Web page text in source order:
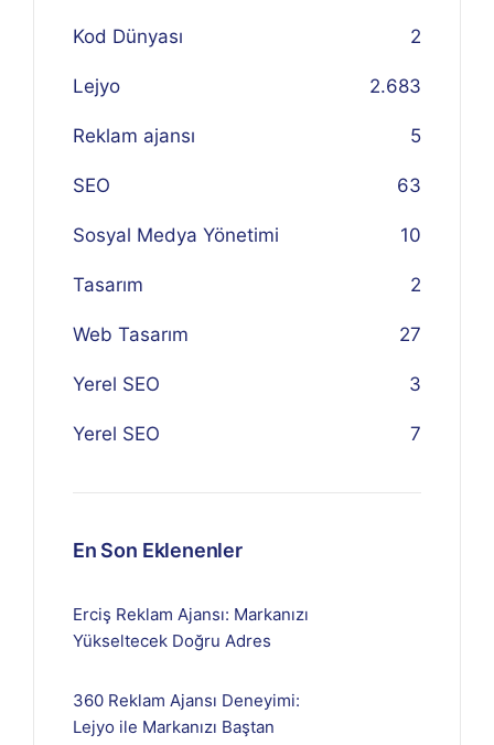
Kod Dünyası 2
Lejyo 2.683
Reklam ajansı 5
SEO 63
Sosyal Medya Yönetimi 10
Tasarım 2
Web Tasarım 27
Yerel SEO 3
Yerel SEO 7
En Son Eklenenler
Erciş Reklam Ajansı: Markanızı
Yükseltecek Doğru Adres
360 Reklam Ajansı Deneyimi:
Lejyo ile Markanızı Baştan